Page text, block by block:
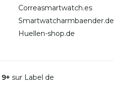
Correasmartwatch.es
Smartwatcharmbaender.de
Huellen-shop.de
9+sur Label de